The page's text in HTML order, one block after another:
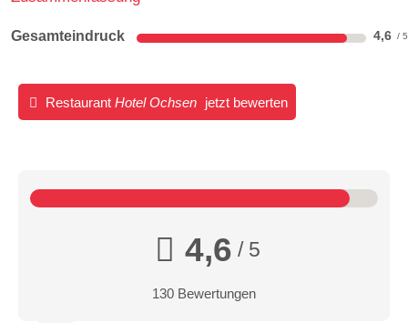
Gesamteindruck 4,6
Restaurant Hotel Ochsen jetzt bewerten
4,6 / 5
130 Bewertungen